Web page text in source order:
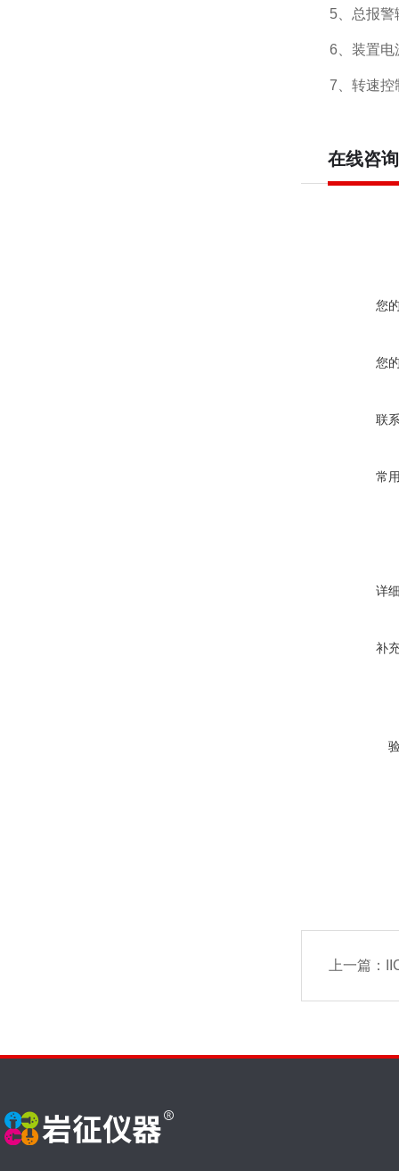
5、 总报警
6、 装置电
7、 转速控
在线咨询
您
您
联
常
详
补
上一篇：